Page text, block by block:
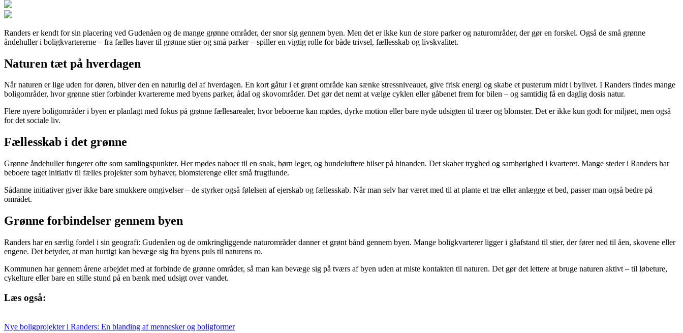
Randers er kendt for sin placering ved Gudenåen og de mange grønne områder, der snor sig gennem byen. Men det er ikke kun de store parker og naturområder, der gør en forskel. Også de små grønne
åndehuller i boligkvartererne – fra fælles haver til grønne stier og små parker – spiller en vigtig rolle for både trivsel, fællesskab og livskvalitet.
Naturen tæt på hverdagen
Når naturen er lige uden for døren, bliver den en naturlig del af hverdagen. En kort gåtur i et grønt område kan sænke stressniveauet, give frisk energi og skabe et pusterum midt i bylivet. I Randers findes mange
boligområder, hvor grønne stier forbinder kvartererne med byens parker, ådal og skovområder. Det gør det nemt at vælge cyklen eller gåbenet frem for bilen – og samtidig få en daglig dosis natur.
Flere nyere boligområder i byen er planlagt med fokus på grønne fællesarealer, hvor beboerne kan mødes, dyrke motion eller bare nyde udsigten til træer og blomster. Det er ikke kun godt for miljøet, men også
for det sociale liv.
Fællesskab i det grønne
Grønne åndehuller fungerer ofte som samlingspunkter. Her mødes naboer til en snak, børn leger, og hundeluftere hilser på hinanden. Det skaber tryghed og samhørighed i kvarteret. Mange steder i Randers har
beboere taget initiativ til fælles projekter som byhaver, blomsterenge eller små frugtlunde.
Sådanne initiativer giver ikke bare smukkere omgivelser – de styrker også følelsen af ejerskab og fællesskab. Når man selv har været med til at plante et træ eller anlægge et bed, passer man også bedre på
området.
Grønne forbindelser gennem byen
Randers har en særlig fordel i sin geografi: Gudenåen og de omkringliggende naturområder danner et grønt bånd gennem byen. Mange boligkvarterer ligger i gåafstand til stier, der fører ned til åen, skovene eller
engene. Det betyder, at man hurtigt kan bevæge sig fra byens puls til naturens ro.
Kommunen har gennem årene arbejdet med at forbinde de grønne områder, så man kan bevæge sig på tværs af byen uden at miste kontakten til naturen. Det gør det lettere at bruge naturen aktivt – til løbeture,
cykelture eller bare en stille stund på en bænk med udsigt over vandet.
Læs også:
Nye boligprojekter i Randers: En blanding af mennesker og boligformer